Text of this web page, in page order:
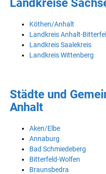
Landkreise
Köthen/Anhalt
Landkreis Anhalt-
Landkreis Saalekreis
Landkreis Wittenberg
Städte und
Anhalt
Aken/Elbe
Annaburg
Bad Schmiedeberg
Bitterfeld-Wolfen
Braunsbedra